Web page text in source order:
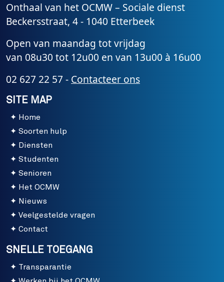
Onthaal van het OCMW – Sociale dienst
Beckersstraat, 4 - 1040 Etterbeek
Open van maandag tot vrijdag
van 08u30 tot 12u00 en van 13u00 à 16u00
02 627 22 57 - Contacteer ons
SITE MAP
Home
Soorten hulp
Diensten
Studenten
Senioren
Het OCMW
Nieuws
Veelgestelde vragen
Contact
SNELLE TOEGANG
Transparantie